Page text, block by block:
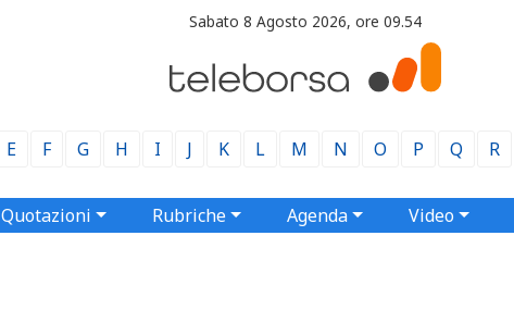
Sabato 8 Agosto 2026, ore 09.54
E F G H I J K L M N O P Q R
Quotazioni Rubriche Agenda Video